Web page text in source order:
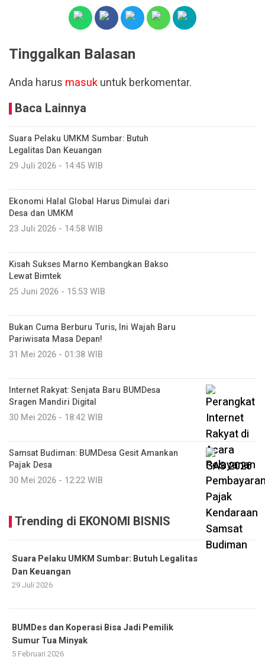
Tinggalkan Balasan
Anda harus masukuntuk berkomentar.
Baca Lainnya
Suara Pelaku UMKM Sumbar: Butuh
Legalitas Dan Keuangan
29 Juli 2026 - 14:45 WIB
Ekonomi Halal Global Harus Dimulai dari
Desa dan UMKM
23 Juli 2026 - 14:58 WIB
Kisah Sukses Marno Kembangkan Bakso
Lewat Bimtek
25 Juni 2026 - 15:53 WIB
Bukan Cuma Berburu Turis, Ini Wajah Baru
Pariwisata Masa Depan!
31 Mei 2026 - 01:38 WIB
Internet Rakyat: Senjata Baru BUMDesa
Sragen Mandiri Digital
30 Mei 2026 - 18:42 WIB
Samsat Budiman: BUMDesa Gesit Amankan
Pajak Desa
30 Mei 2026 - 12:22 WIB
Trending di EKONOMI BISNIS
Suara Pelaku UMKM Sumbar: Butuh Legalitas
Dan Keuangan
29 Juli 2026
BUMDes dan Koperasi Bisa Jadi Pemilik
Sumur Tua Minyak
5 Februari 2026